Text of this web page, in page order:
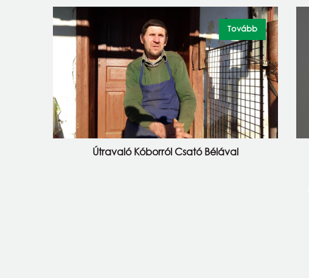
Útravaló Kóborról Csató Bélával
Tovább